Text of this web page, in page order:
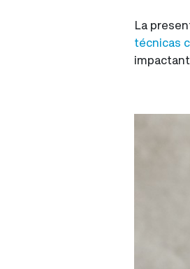
La
técnicas